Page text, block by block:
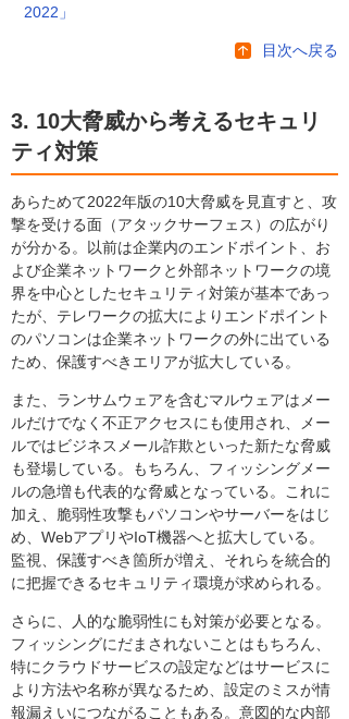
2022」
目次へ戻る
3. 10大脅威から考えるセキュリ
ティ対策
あらためて2022年版の10大脅威を見直すと、攻
撃を受ける面（アタックサーフェス）の広がり
が分かる。以前は企業内のエンドポイント、お
よび企業ネットワークと外部ネットワークの境
界を中心としたセキュリティ対策が基本であっ
たが、テレワークの拡大によりエンドポイント
のパソコンは企業ネットワークの外に出ている
ため、保護すべきエリアが拡大している。
また、ランサムウェアを含むマルウェアはメー
ルだけでなく不正アクセスにも使用され、メー
ルではビジネスメール詐欺といった新たな脅威
も登場している。もちろん、フィッシングメー
ルの急増も代表的な脅威となっている。これに
加え、脆弱性攻撃もパソコンやサーバーをはじ
め、WebアプリやIoT機器へと拡大している。
監視、保護すべき箇所が増え、それらを統合的
に把握できるセキュリティ環境が求められる。
さらに、人的な脆弱性にも対策が必要となる。
フィッシングにだまされないことはもちろん、
特にクラウドサービスの設定などはサービスに
より方法や名称が異なるため、設定のミスが情
報漏えいにつながることもある。意図的な内部